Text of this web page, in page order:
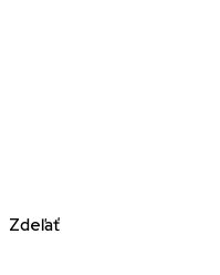
Zdeľať